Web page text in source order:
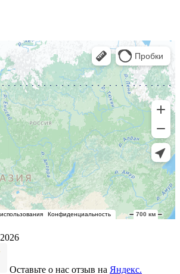
2026
Оставьте о нас отзыв на Яндекс.